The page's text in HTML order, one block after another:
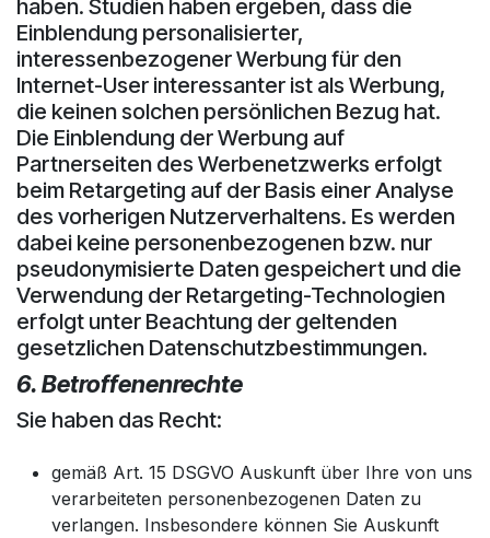
haben. Studien haben ergeben, dass die
Einblendung personalisierter,
interessenbezogener Werbung für den
Internet-User interessanter ist als Werbung,
die keinen solchen persönlichen Bezug hat.
Die Einblendung der Werbung auf
Partnerseiten des Werbenetzwerks erfolgt
beim Retargeting auf der Basis einer Analyse
des vorherigen Nutzerverhaltens. Es werden
dabei keine personenbezogenen bzw. nur
pseudonymisierte Daten gespeichert und die
Verwendung der Retargeting-Technologien
erfolgt unter Beachtung der geltenden
gesetzlichen Datenschutzbestimmungen.
6. Betroffenenrechte
Sie haben das Recht:
gemäß Art. 15 DSGVO Auskunft über Ihre von uns
verarbeiteten personenbezogenen Daten zu
verlangen. Insbesondere können Sie Auskunft